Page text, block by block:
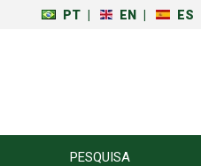
PT EN ES
PESQUISA